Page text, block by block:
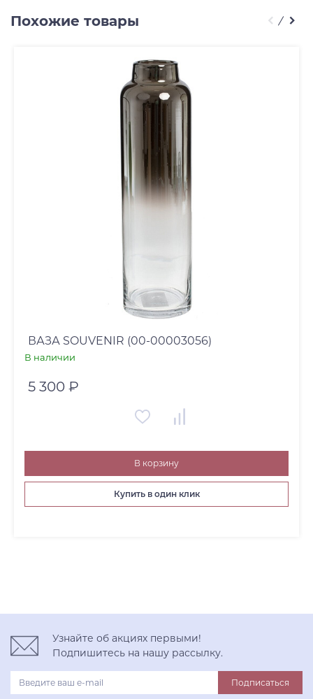
Похожие товары
ВАЗА SOUVENIR (00-00003056)
В наличии
5 300 ₽
В корзину
Купить в один клик
Узнайте об акциях первыми!
Подпишитесь на нашу рассылку.
Подписаться